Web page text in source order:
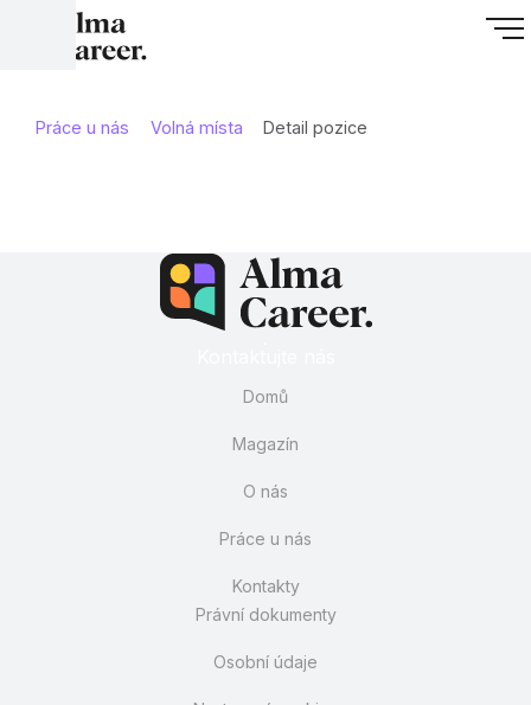
Práce u nás Volná místa Detail pozice
Domů
Magazín
O nás
Práce u nás
Kontakty
Právní dokumenty
Osobní údaje